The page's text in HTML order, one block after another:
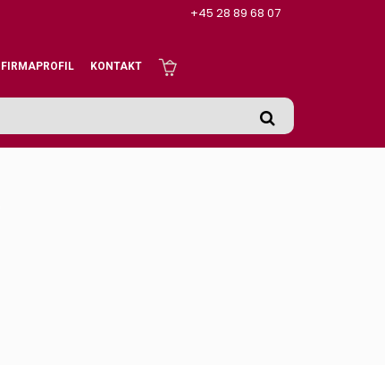
+45 28 89 68 07
FIRMAPROFIL KONTAKT